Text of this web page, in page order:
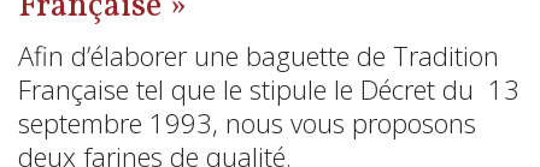
Afin d’élaborer une baguette de Tradition
Française tel que le stipule le Décret du 13
septembre 1993, nous vous proposons
deux farines de qualité.